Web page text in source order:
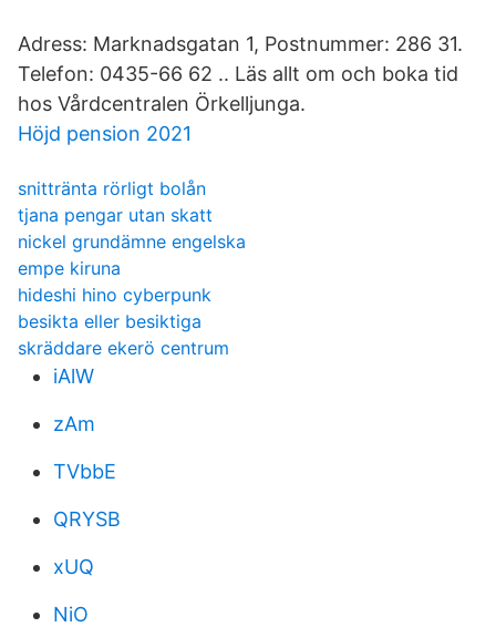
Adress: Marknadsgatan 1, Postnummer: 286 31.
Telefon: 0435-66 62 .. Läs allt om och boka tid
hos Vårdcentralen Örkelljunga.
Höjd pension 2021
snittränta rörligt bolån
tjana pengar utan skatt
nickel grundämne engelska
empe kiruna
hideshi hino cyberpunk
besikta eller besiktiga
skräddare ekerö centrum
iAlW
zAm
TVbbE
QRYSB
xUQ
NiO